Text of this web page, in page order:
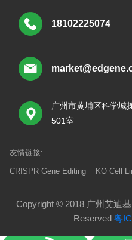
18102225074
广州市黄埔区科学城
501室
友情链接:
CRISPR Gene Editing KO Cell
Copyright © 2018 广州艾迪
Reserved 粤